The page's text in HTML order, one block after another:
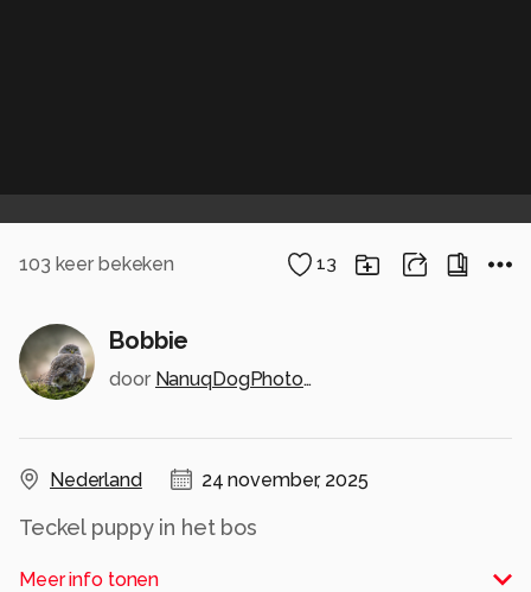
103 keer bekeken 13
Bobbie
door NanuqDogPhotography
Nederland 24 november, 2025
Teckel puppy in het bos
Alle rechten voorbehouden
Meer info tonen